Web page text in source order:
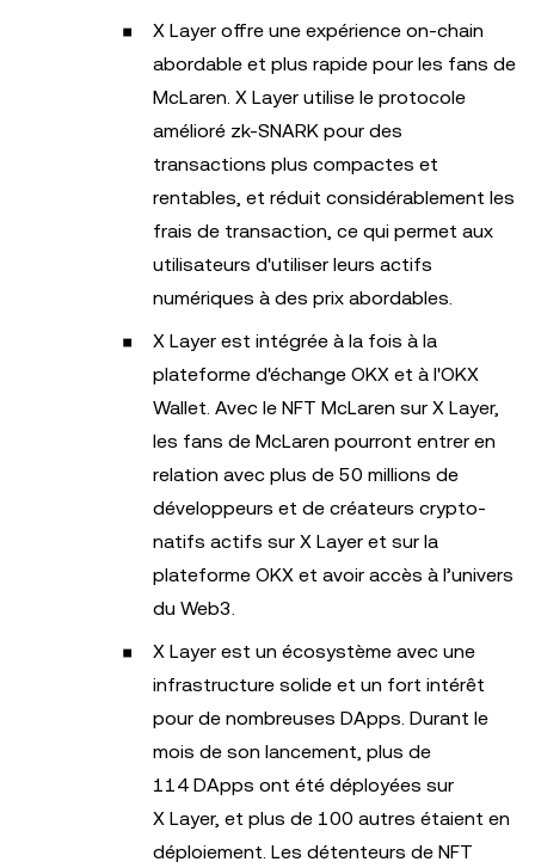
X Layer offre une expérience on-chain
abordable et plus rapide pour les fans de
McLaren. X Layer utilise le protocole
amélioré zk-SNARK pour des
transactions plus compactes et
rentables, et réduit considérablement les
frais de transaction, ce qui permet aux
utilisateurs d'utiliser leurs actifs
numériques à des prix abordables.
X Layer est intégrée à la fois à la
plateforme d'échange OKX et à l'OKX
Wallet. Avec le NFT McLaren sur X Layer,
les fans de McLaren pourront entrer en
relation avec plus de 50 millions de
développeurs et de créateurs crypto-
natifs actifs sur X Layer et sur la
plateforme OKX et avoir accès à l’univers
du Web3.
X Layer est un écosystème avec une
infrastructure solide et un fort intérêt
pour de nombreuses DApps. Durant le
mois de son lancement, plus de
114 DApps ont été déployées sur
X Layer, et plus de 100 autres étaient en
déploiement. Les détenteurs de NFT